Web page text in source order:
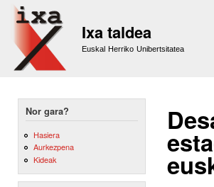
Ixa taldea
Euskal Herriko Unibertsitatea
Nor gara?
Hasiera
Aurkezpena
Kideak